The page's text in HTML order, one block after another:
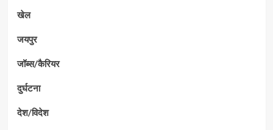
खेल
जयपुर
जॉब्स/कैरियर
दुर्घटना
देश/विदेश